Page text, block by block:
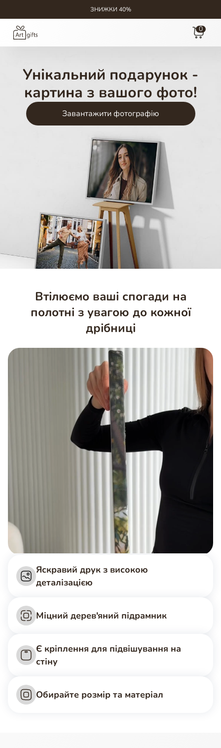
ЗНИЖКИ 40%
0
Унікальний подарунок -
картина з вашого фото!
Завантажити фотографію
Втілюємо ваші спогади на
полотні з увагою до кожної
дрібниці
Яскравий друк з високою
деталізацією
Міцний дерев'яний підрамник
Є кріплення для підвішування на
стіну
Обирайте розмір та матеріал